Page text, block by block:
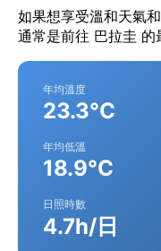
如果想享受溫和天氣
通常是前往 巴拉圭 的
年均溫度
23.3°C
年均低溫
18.9°C
日照時數
4.7h/日